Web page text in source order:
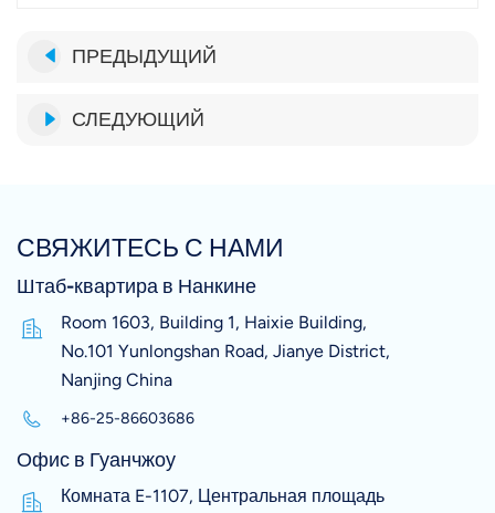
ПРЕДЫДУЩИЙ
СЛЕДУЮЩИЙ
СВЯЖИТЕСЬ С НАМИ
Штаб-квартира в Нанкине
Room 1603, Building 1, Haixie Building,
No.101 Yunlongshan Road, Jianye District,
Nanjing China
+86-25-86603686
Офис в Гуанчжоу
Комната E-1107, Центральная площадь